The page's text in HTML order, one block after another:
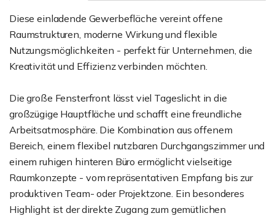
Diese einladende Gewerbefläche vereint offene
Raumstrukturen, moderne Wirkung und flexible
Nutzungsmöglichkeiten - perfekt für Unternehmen, die
Kreativität und Effizienz verbinden möchten.
Die große Fensterfront lässt viel Tageslicht in die
großzügige Hauptfläche und schafft eine freundliche
Arbeitsatmosphäre. Die Kombination aus offenem
Bereich, einem flexibel nutzbaren Durchgangszimmer und
einem ruhigen hinteren Büro ermöglicht vielseitige
Raumkonzepte - vom repräsentativen Empfang bis zur
produktiven Team- oder Projektzone. Ein besonderes
Highlight ist der direkte Zugang zum gemütlichen